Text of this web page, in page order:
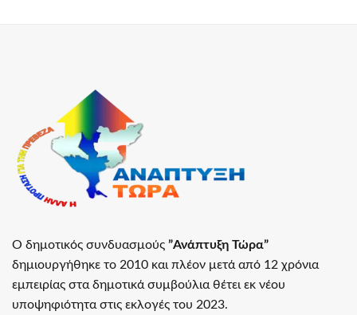
Ο δημοτικός συνδυασμούς ”Ανάπτυξη Τώρα”
δημιουργήθηκε το 2010 και πλέον μετά από 12 χρόνια
εμπειρίας στα δημοτικά συμβούλια θέτει εκ νέου
υποψηφιότητα στις εκλογές του 2023.